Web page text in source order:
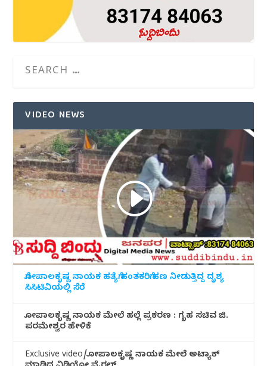
VIDEO NEWS
ಗೋಪಾಲಕೃಷ್ಣ ನಾಯಕ ಹತ್ಯೆಗೆ ಹಂತಕರಿಗೆ ಹಣ ನೀಡುತ್ತಿದ್ದ ದೃಶ್ಯ
ಸಿಸಿಟಿವಿಯಲ್ಲಿ ಸೆರೆ
ಗೋಪಾಲಕೃಷ್ಣ ನಾಯಕ ಮೇಲೆ ಹಲ್ಲೆ ಪ್ರಕರಣ : ಗೃಹ ಸಚಿವ ಜಿ.
ಪರಮೇಶ್ವರ ಹೇಳಿಕೆ
Exclusive video/ಗೋಪಾಲಕೃಷ್ಣ ನಾಯಕ ಮೇಲೆ ಅಟ್ಯಾಕ್